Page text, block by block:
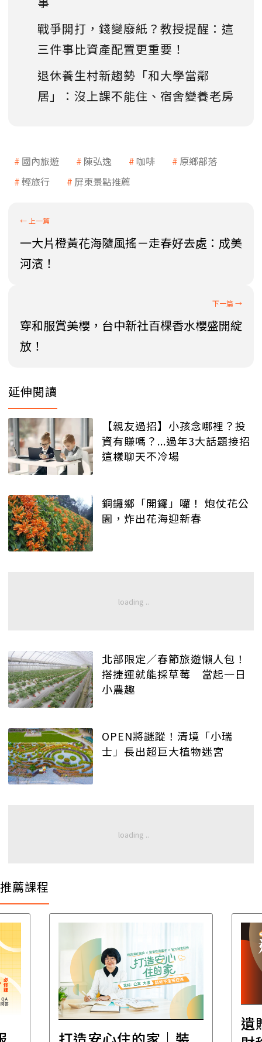
戰爭開打，錢變廢紙？教授提醒：這
三件事比資產配置更重要！
退休養生村新趨勢「和大學當鄰
居」：沒上課不能住、宿舍變養老房
國內旅遊 陳弘逸 咖啡
原鄉部落
輕旅行
屏東景點推薦
一大片橙黃花海隨風搖－走春好去處：成美
河濱！
穿和服賞美櫻，台中新社百棵香水櫻盛開綻
放！
延伸閱讀
【親友過招】小孩念哪裡？投
資有賺嗎？...過年3大話題接招
這樣聊天不冷場
銅鑼鄉「開鑼」囉！ 炮仗花公
園，炸出花海迎新春
北部限定／春節旅遊懶人包！
搭捷運就能採草莓 當起一日
小農趣
OPEN將謎蹤！清境「小瑞
士」長出超巨大植物迷宮
推薦課程
遺